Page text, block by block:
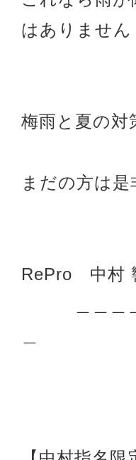
はありません
梅雨と夏の
まだの方は
RePro 中村
＊期間